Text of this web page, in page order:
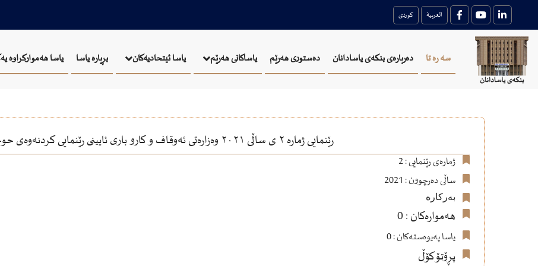
کوردی العربية
سه ره تا دەربارەی بنکەی یاسادانان دەستوری هەرێم یاساکانی هەرێم یاسا ئيتحاديەكان بڕیارە یاسا یاسا هەموارکراوە
رێنمایی ژمارە ٢ ی ساڵی ٢٠٢١ وەزارەتی ئەوقاف و کارو باری ئایینی رێنمایی کردنەوەی حوجرەی فەقێیان
ژمارەی رێنمایی : 2
ساڵی دەرچوون : 2021
بەرکارە
هەموارەکان : 0
یاسا پەیوەستەکان : 0
پڕۆتۆکۆڵ